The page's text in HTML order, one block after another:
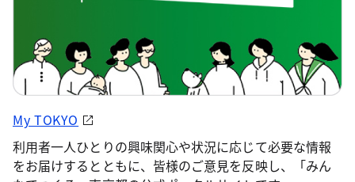
My TOKYO
利用者一人ひとりの興味関心や状況に応じて必要な情報
をお届けするとともに、皆様のご意見を反映し、「みん